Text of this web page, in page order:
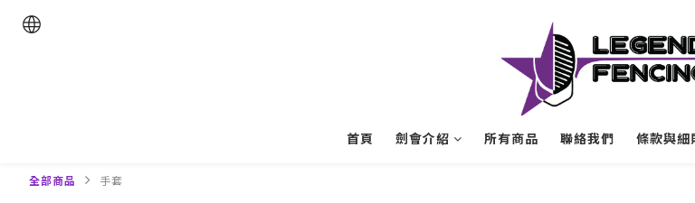
首頁 劍會介紹 所有商品 聯絡我們 條款與細
全部商品 手套